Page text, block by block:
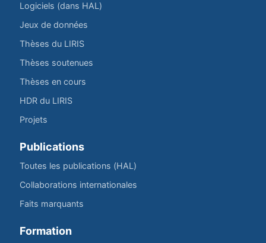
Logiciels (dans HAL)
Jeux de données
Thèses du LIRIS
Thèses soutenues
Thèses en cours
HDR du LIRIS
Projets
Publications
Toutes les publications (HAL)
Collaborations internationales
Faits marquants
Formation